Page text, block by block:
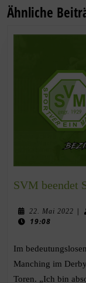
Ähnliche
SVM beendet
22. Mai 2022 |
19:08
Im
Manching im
Toren. „Ich bin